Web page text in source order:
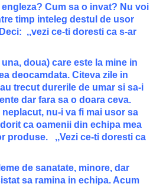
Cum sa o invat? Nu voi
timp inteleg destul de usor
,,vezi ce-ti doresti ca s-ar
doua) care este la mine in
deocamdata. Citeva zile in
trecut durerile de umar si sa-i
dar fara sa o doara ceva.
nu-i va fi mai usor sa
ca oamenii din echipa mea
produse. ,,Vezi ce-ti doresti ca
de sanatate, minore, dar
sa ramina in echipa. Acum